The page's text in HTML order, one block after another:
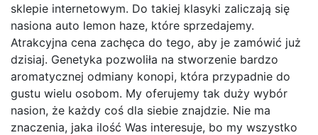
sklepie internetowym. Do takiej klasyki zaliczają się
nasiona auto lemon haze, które sprzedajemy.
Atrakcyjna cena zachęca do tego, aby je zamówić już
dzisiaj. Genetyka pozwoliła na stworzenie bardzo
aromatycznej odmiany konopi, która przypadnie do
gustu wielu osobom. My oferujemy tak duży wybór
nasion, że każdy coś dla siebie znajdzie. Nie ma
znaczenia, jaka ilość Was interesuje, bo my wszystko